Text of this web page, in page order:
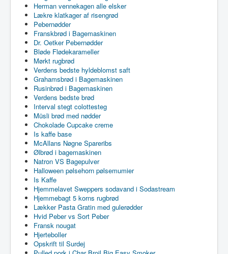
Herman vennekagen alle elsker
Lækre klatkager af risengrød
Pebernødder
Franskbrød i Bagemaskinen
Dr. Oetker Pebernødder
Bløde Flødekarameller
Mørkt rugbrød
Verdens bedste hyldeblomst saft
Grahamsbrød i Bagemaskinen
Rusinbrød i Bagemaskinen
Verdens bedste brød
Interval stegt colottesteg
Müsli brød med nødder
Chokolade Cupcake creme
Is kaffe base
McAllans Nøgne Spareribs
Ølbrød i bagemaskinen
Natron VS Bagepulver
Halloween pølsehorn pølsemumier
Is Kaffe
Hjemmelavet Sweppers sodavand i Sodastream
Hjemmebagt 5 korns rugbrød
Lækker Pasta Gratin med gulerødder
Hvid Peber vs Sort Peber
Fransk nougat
Hjerteboller
Opskrift til Surdej